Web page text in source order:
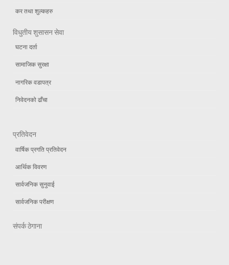
कर तथा शुल्कहरु
विधुतीय शुसासन सेवा
घटना दर्ता
सामाजिक सुरक्षा
नागरिक वडापत्र
निवेदनको ढाँचा
प्रतिवेदन
वार्षिक प्रगति प्रतिवेदन
आर्थिक विवरण
सार्वजनिक सुनुवाई
सार्वजनिक परीक्षण
संपर्क ठेगाना